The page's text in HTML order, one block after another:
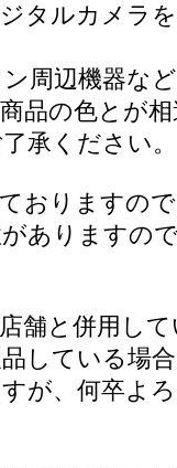
タルカメラ
周辺機器な
品の色とが
承ください。
おりますの
ありますの
舗と併用し
している場
が、何卒よ